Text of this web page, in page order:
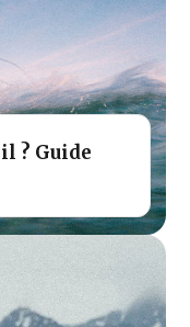
? Guide